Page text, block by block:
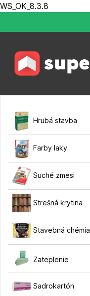
WS_OK_8.3.8
Hrubá stavba
Farby laky
Suché zmesi
Strešná krytina
Stavebná chémia
Zateplenie
Sadrokartón